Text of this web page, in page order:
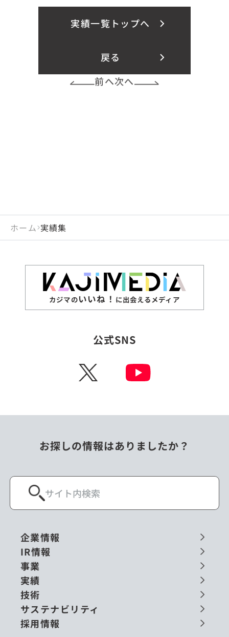
実績一覧トップへ
戻る
前へ次へ
ホーム 実績集
カジマのいいね！ に出会えるメディア
公式SNS
X
お探しの情報はありましたか？
企業情報
IR情報
事業
実績
技術
サステナビリティ
採用情報